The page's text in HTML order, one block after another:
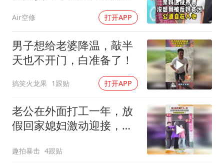
Air空修 打开APP
男子想给老婆降温，敲半
天也不开门，白准备了！
搞笑火龙果 1跟贴 打开APP
老公在外面打工一年，放
假回家媳妇激动迎接，把
趣拍暴击 4跟贴